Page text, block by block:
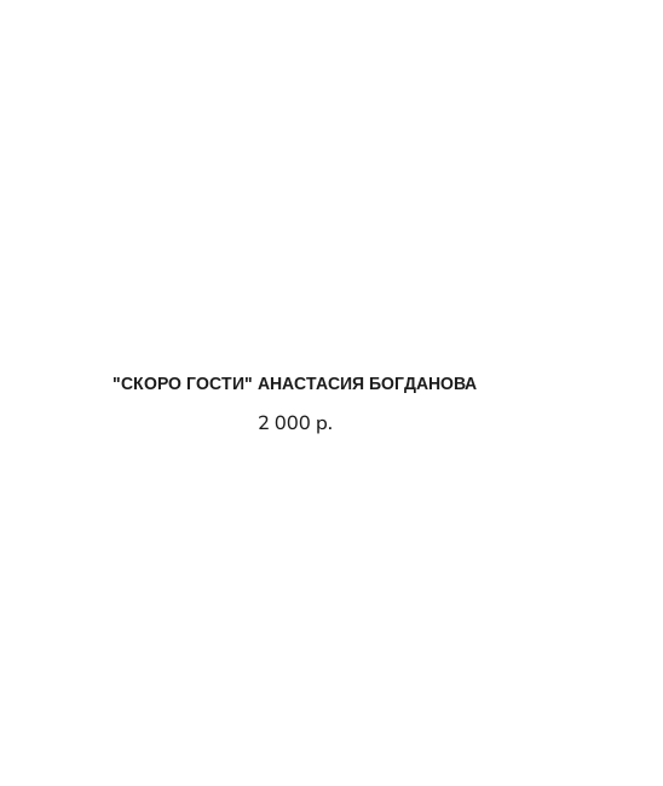
"СКОРО ГОСТИ" АНАСТАСИЯ БОГДАНОВА
2 000 р.